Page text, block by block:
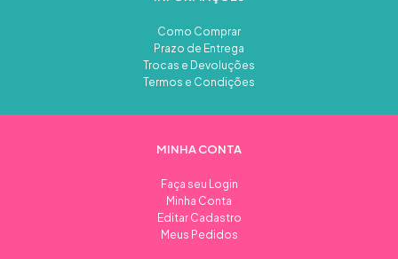
Como Comprar
Prazo de Entrega
Trocas e Devoluções
Termos e Condições
MINHA CONTA
Faça seu Login
Minha Conta
Editar Cadastro
Meus Pedidos